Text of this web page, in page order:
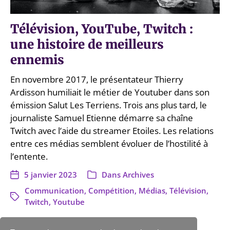
Télévision, YouTube, Twitch :
une histoire de meilleurs
ennemis
En novembre 2017, le présentateur Thierry
Ardisson humiliait le métier de Youtuber dans son
émission Salut Les Terriens. Trois ans plus tard, le
journaliste Samuel Etienne démarre sa chaîne
Twitch avec l’aide du streamer Etoiles. Les relations
entre ces médias semblent évoluer de l’hostilité à
l’entente.
5 janvier 2023 Dans Archives
Communication, Compétition, Médias, Télévision,
Twitch, Youtube